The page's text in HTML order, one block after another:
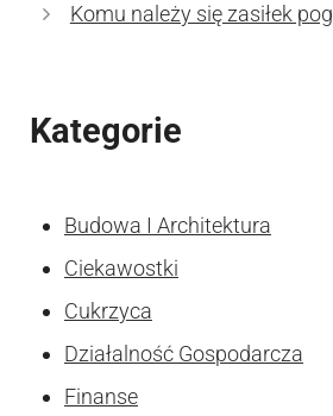
Komu należy się zasiłek
Kategorie
Budowa I Architektura
Ciekawostki
Cukrzyca
Działalność Gospodarcza
Finanse